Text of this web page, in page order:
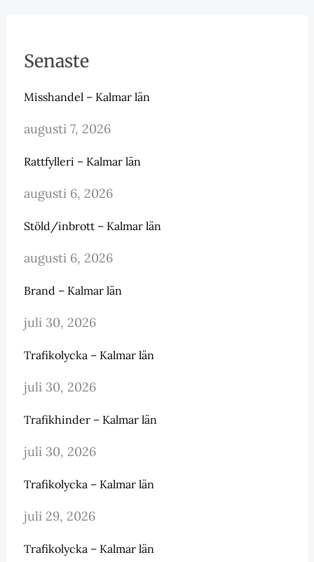
Senaste
Misshandel – Kalmar län
augusti 7, 2026
Rattfylleri – Kalmar län
augusti 6, 2026
Stöld/inbrott – Kalmar län
augusti 6, 2026
Brand – Kalmar län
juli 30, 2026
Trafikolycka – Kalmar län
juli 30, 2026
Trafikhinder – Kalmar län
juli 30, 2026
Trafikolycka – Kalmar län
juli 29, 2026
Trafikolycka – Kalmar län